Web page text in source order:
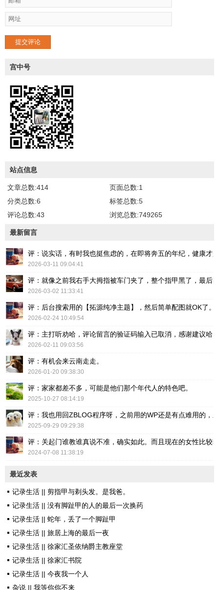
提交评论
宫中号
站点信息
文章总数:414
页面总数:1
分类总数:6
标签总数:5
评论总数:43
浏览总数:749265
最新留言
评：说实话，有时我也挺焦虑的，在即将奔五的年纪，健康才
2026-03-11 09:04:41
评：就像之前我右手大拇指被车门夹了，整个指甲黑了，最后
2026-03-02 11:33:41
评：后台搜索用的【拓源纯净主题】，然后简单配图就OK了。
2026-02-24 10:49:54
评：主打听劝哈，评论留言的验证码输入已取消，感谢建议哈！
2026-02-11 09:03:56
评：有机会来云南走走。
2026-01-20 09:38:30
评：家家都差不多，可能是他们那个年代人的特色吧。
2025-10-27 08:14:19
评：我也用回ZBLOG程序呀，之前用的WP还是有点难用的，
2025-09-29 09:29:38
评：关起门谁教谁真说不准，确实如此。而且现在的女性比较
2024-07-08 11:38:19
最近发表
记录生活 || 剪指甲与剃头发。是我爸。
记录生活 || 没有脚趾甲的人的最后一次换药
记录生活 || 蛇年，丢了一个脚趾甲
记录生活 || 旅居上海的最后一夜
记录生活 || 徐家汇圣依纳爵主教座堂
记录生活 || 徐家汇书院
记录生活 || 今夜我一个人
杂说 || 我等你你不来